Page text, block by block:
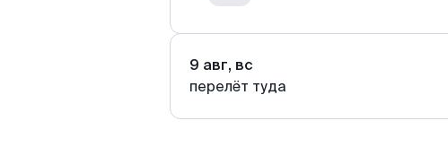
9 авг, вс
перелёт туда